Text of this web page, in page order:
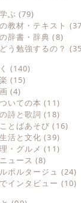
ぶ (79)
教材・テキスト
辞書・辞典 (8)
う勉強するの？
(140)
(15)
(4)
いての本 (11)
詩と歌詞 (18)
とばあそび (16)
活と文化 (39)
・グルメ (11)
ュース (8)
ポルタージュ (24)
インタビュー (10)